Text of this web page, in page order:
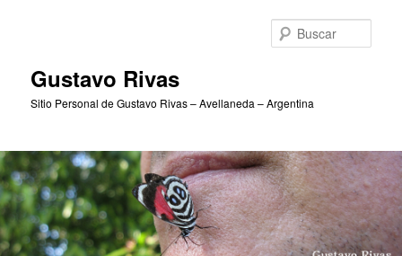
Gustavo Rivas
Sitio Personal de Gustavo Rivas – Avellaneda – Argentina